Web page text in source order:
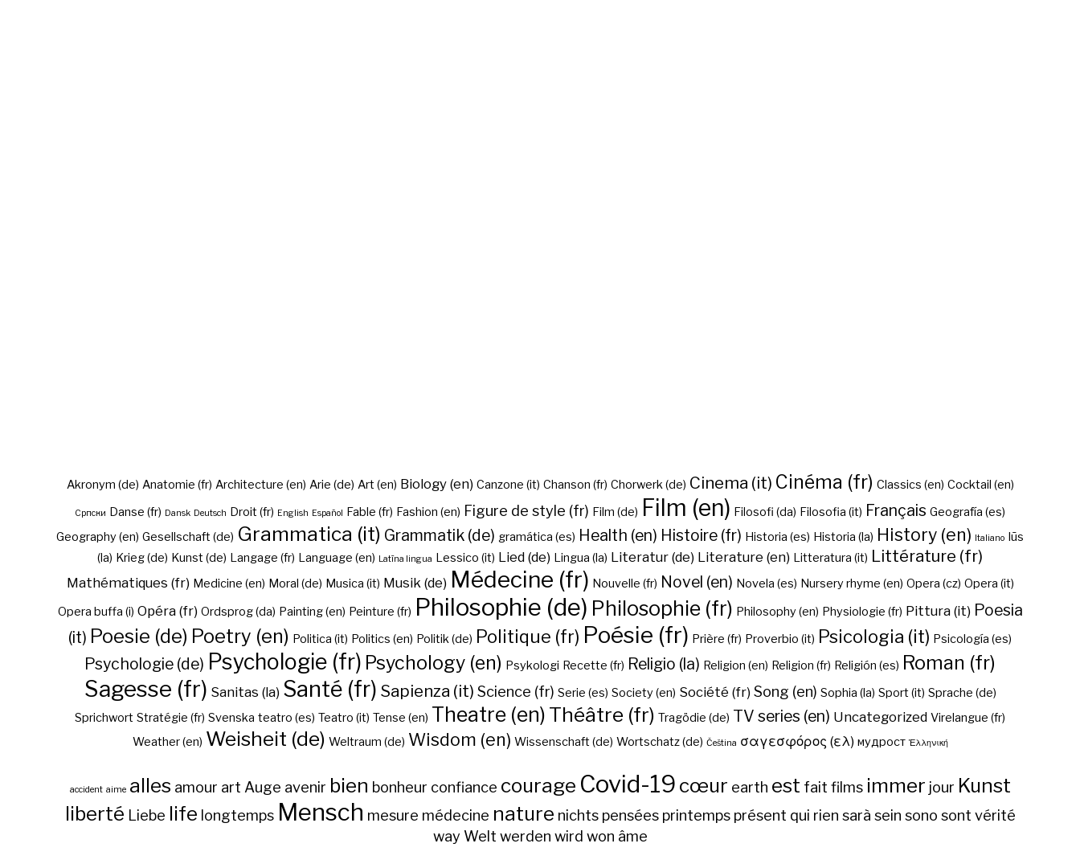
Akronym (de) Anatomie (fr) Architecture (en) Arie (de) Art (en) Biology (en) Canzone (it) Chanson (fr) Chorwerk (de) Cinema (it) Cinéma (fr) Classics (en) Cocktail (en)
Cрпски Danse (fr) Dansk Deutsch Droit (fr) English Español Fable (fr) Fashion (en) Figure de style (fr) Film (de) Film (en) Filosofi (da) Filosofia (it) Français Geografía (es)
Geography (en) Gesellschaft (de) Grammatica (it) Grammatik (de) gramática (es) Health (en) Histoire (fr) Historia (es) Historia (la) History (en) Italiano Iūs
(la) Krieg (de) Kunst (de) Langage (fr) Language (en) Latīna lingua Lessico (it) Lied (de) Lingua (la) Literatur (de) Literature (en) Litteratura (it) Littérature (fr)
Mathématiques (fr) Medicine (en) Moral (de) Musica (it) Musik (de) Médecine (fr) Nouvelle (fr) Novel (en) Novela (es) Nursery rhyme (en) Opera (cz) Opera (it)
Opera buffa (i) Opéra (fr) Ordsprog (da) Painting (en) Peinture (fr) Philosophie (de) Philosophie (fr) Philosophy (en) Physiologie (fr) Pittura (it) Poesia
(it) Poesie (de) Poetry (en) Politica (it) Politics (en) Politik (de) Politique (fr) Poésie (fr) Prière (fr) Proverbio (it) Psicologia (it) Psicología (es)
Psychologie (de) Psychologie (fr) Psychology (en) Psykologi Recette (fr) Religio (la) Religion (en) Religion (fr) Religión (es) Roman (fr)
Sagesse (fr) Sanitas (la) Santé (fr) Sapienza (it) Science (fr) Serie (es) Society (en) Société (fr) Song (en) Sophia (la) Sport (it) Sprache (de)
Sprichwort Stratégie (fr) Svenska teatro (es) Teatro (it) Tense (en) Theatre (en) Théâtre (fr) Tragödie (de) TV series (en) Uncategorized Virelangue (fr)
Weather (en) Weisheit (de) Weltraum (de) Wisdom (en) Wissenschaft (de) Wortschatz (de) Čeština σαγεσφόρος (ελ) мудрост Ἑλληνική
accident aime alles amour art Auge avenir bien bonheur confiance courage Covid-19 cœur earth est fait films immer jour Kunst
liberté Liebe life longtemps Mensch mesure médecine nature nichts pensées printemps présent qui rien sarà sein sono sont vérité
way Welt werden wird won âme